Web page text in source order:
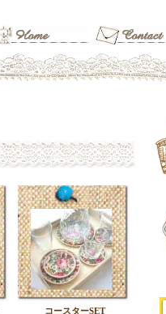
コースターSET